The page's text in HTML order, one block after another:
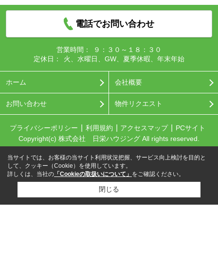
電話でお問い合わせ
営業時間：
９：３０～１８：３０
定休日：
火、水曜日、GW、夏季休暇、年末年始
ホーム 会社概要
お問い合わせ 物件リクエスト
プライバシーポリシー 利用規約 アクセスマップ
PCサイト
Copyright(c) 株式会社 日栄ハウジング All rights reserved.
当サイトでは、お客様の当サイト利用状況把握、サービス向上検討を目的と
して、クッキー（Cookie）を使用しています。
詳しくは、当社の 「Cookieの取扱いについて」 をご確認ください。
閉じる